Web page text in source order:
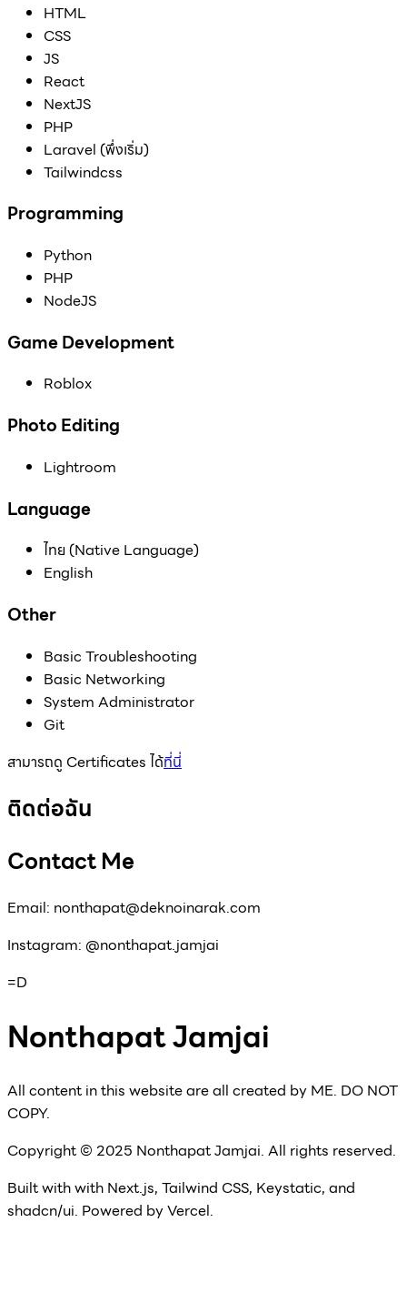
HTML
CSS
JS
React
NextJS
PHP
Laravel (พึ่งเริ่ม)
Tailwindcss
Programming
Python
PHP
NodeJS
Game Development
Roblox
Photo Editing
Lightroom
Language
ไทย (Native Language)
English
Other
Basic Troubleshooting
Basic Networking
System Administrator
Git
สามารถดู Certificates ได้ที่นี่
ติดต่อฉัน
Contact Me
Email: nonthapat@deknoinarak.com
Instagram: @nonthapat.jamjai
=D
Nonthapat Jamjai
All content in this website are all created by ME. DO NOT
COPY.
Copyright © 2025 Nonthapat Jamjai. All rights reserved.
Built with with Next.js, Tailwind CSS, Keystatic, and
shadcn/ui. Powered by Vercel.